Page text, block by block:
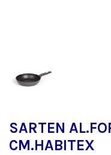
SARTEN
CM.HABITEX